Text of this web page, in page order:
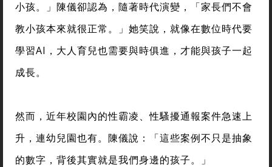
小孩。」陳儀卻認為，隨著時代演變，「家長們不會
教小孩本來就很正常。」她笑說，就像在數位時代要
學習AI，大人育兒也需要與時俱進，才能與孩子一起
成長。
然而，近年校園內的性霸凌、性騷擾通報案件急速上
升，連幼兒園也有。陳儀說：「這些案例不只是抽象
的數字，背後其實就是我們身邊的孩子。」